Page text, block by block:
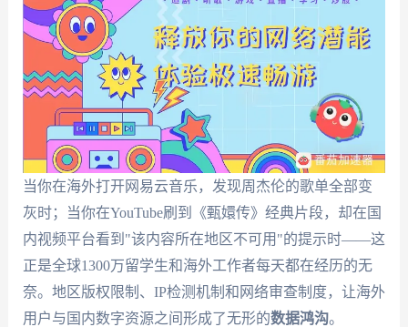
当你在海外打开网易云音乐，发现周杰伦的歌单全部变
灰时；当你在YouTube刷到《甄嬛传》经典片段，却在国
内视频平台看到"该内容所在地区不可用"的提示时——这
正是全球1300万留学生和海外工作者每天都在经历的无
奈。地区版权限制、IP检测机制和网络审查制度，让海外
用户与国内数字资源之间形成了无形的数据鸿沟。